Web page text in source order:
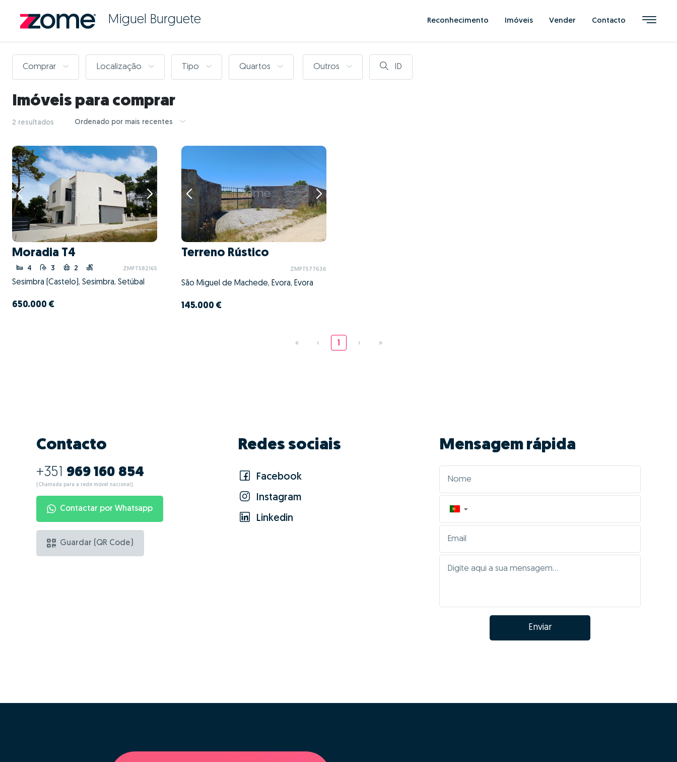
Miguel Burguete Reconhecimento Imóveis Vender Contacto
Comprar Localização Tipo Quartos Outros ID
Imóveis para comprar
2 resultados Ordenado por mais recentes
Moradia T4
4 3 2 ZMPT582165
Sesimbra (Castelo), Sesimbra, Setúbal
650.000 €
Terreno Rústico
ZMPT577636
São Miguel de Machede, Évora, Évora
145.000 €
« ‹ 1 › »
Contacto
+351 969 160 854
(Chamada para a rede móvel nacional)
Contactar por Whatsapp
Guardar (QR Code)
Redes sociais
Facebook
Instagram
Linkedin
Mensagem rápida
▼
Enviar